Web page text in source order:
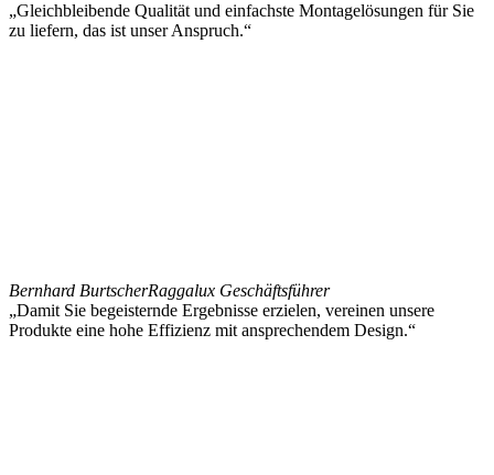
„Gleichbleibende Qualität und einfachste Montagelösungen für Sie
zu liefern, das ist unser Anspruch.“
Bernhard BurtscherRaggalux Geschäftsführer
„Damit Sie begeisternde Ergebnisse erzielen, vereinen unsere
Produkte eine hohe Effizienz mit ansprechendem Design.“